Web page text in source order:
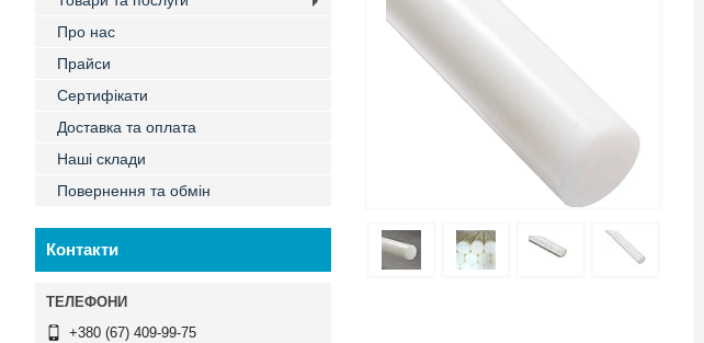
Про нас
Прайси
Сертифікати
Доставка та оплата
Наші склади
Повернення та обмін
Контакти
+380 (67) 409-99-75